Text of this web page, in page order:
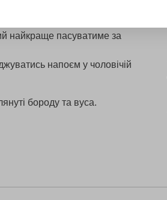
ідеї щодо
найкраще пасуватиме за
напоєм у чоловічій
бороду та вуса.